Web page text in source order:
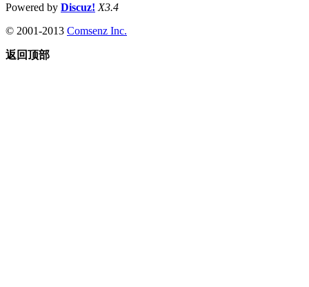
Powered by Discuz! X3.4
© 2001-2013 Comsenz Inc.
返回顶部